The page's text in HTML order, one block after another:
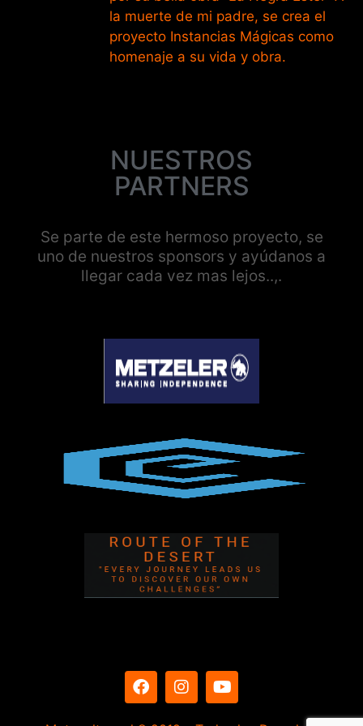
la muerte de mi padre, se crea el
proyecto Instancias Mágicas como
homenaje a su vida y obra.
NUESTROS
PARTNERS
Se parte de este hermoso proyecto, se
uno de nuestros sponsors y ayúdanos a
llegar cada vez mas lejos..,.